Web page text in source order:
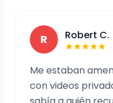
Robert C.
estaban amenazando
videos privados y no